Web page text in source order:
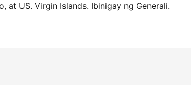
at US. Virgin Islands. Ibinigay ng Generali.